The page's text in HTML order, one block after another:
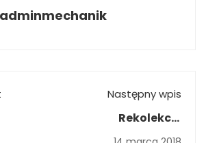
adminmechanik
Następny wpis
Rekolekcje
wielkopostne